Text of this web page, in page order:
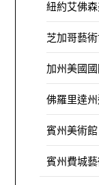
紐約艾佛
芝加哥藝
加州美國
佛羅里達
賓州美術館
賓州費城